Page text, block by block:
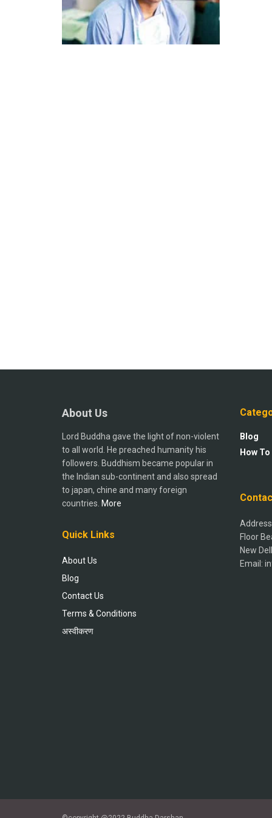
About Us
Lord Buddha gave the light of non-violent
to all world. He preached humanity his
followers. Buddhism became popular in
the Indian sub-continent and also spread
to japan, chine and many foreign
countries. More
Quick Links
About Us
Blog
Contact Us
Terms & Conditions
अस्वीकरण
Blog
How
Floor
New
Email: